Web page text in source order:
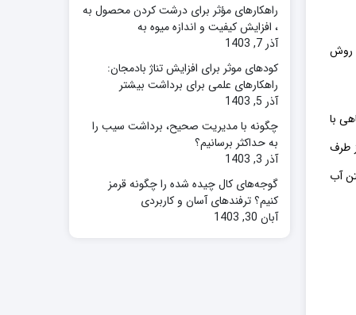
روش
با
طرف
آب
راهکارهای مؤثر برای درشت کردن محصول به
، افزایش کیفیت و اندازه میوه به
آذر 7, 1403
کودهای موثر برای افزایش تناژ بادمجان:
راهکارهای علمی برای برداشت بیشتر
آذر 5, 1403
چگونه با مدیریت صحیح، برداشت سیب را
به حداکثر برسانیم؟
آذر 3, 1403
گوجه‌های کال چیده شده را چگونه قرمز
کنیم؟ ترفندهای آسان و کاربردی
آبان 30, 1403